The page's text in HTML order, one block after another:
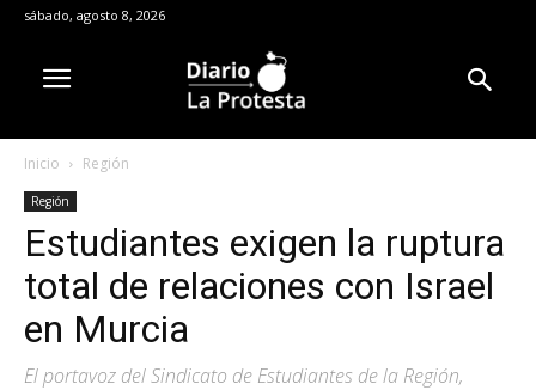
sábado, agosto 8, 2026
Inicio Región
Región
Estudiantes exigen la ruptura
total de relaciones con Israel
en Murcia
El portavoz del Sindicato de Estudiantes de la Región,